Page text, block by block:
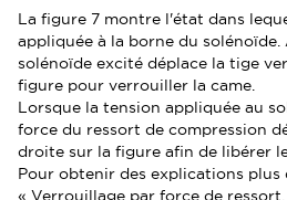
La figure 7 montre l'état dans
appliquée à la borne du solénoïde.
solénoïde excité déplace la tige
figure pour verrouiller la came.
Lorsque la tension appliquée au
force du ressort de compression
droite sur la figure afin de libérer
Pour obtenir des explications plus
« Verrouillage par force de